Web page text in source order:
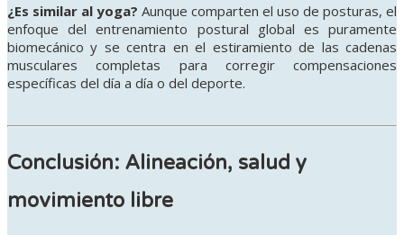
¿Es similar al yoga? Aunque comparten el uso de posturas, el
enfoque del entrenamiento postural global es puramente
biomecánico y se centra en el estiramiento de las cadenas
musculares completas para corregir compensaciones
específicas del día a día o del deporte.
Conclusión: Alineación, salud y
movimiento libre